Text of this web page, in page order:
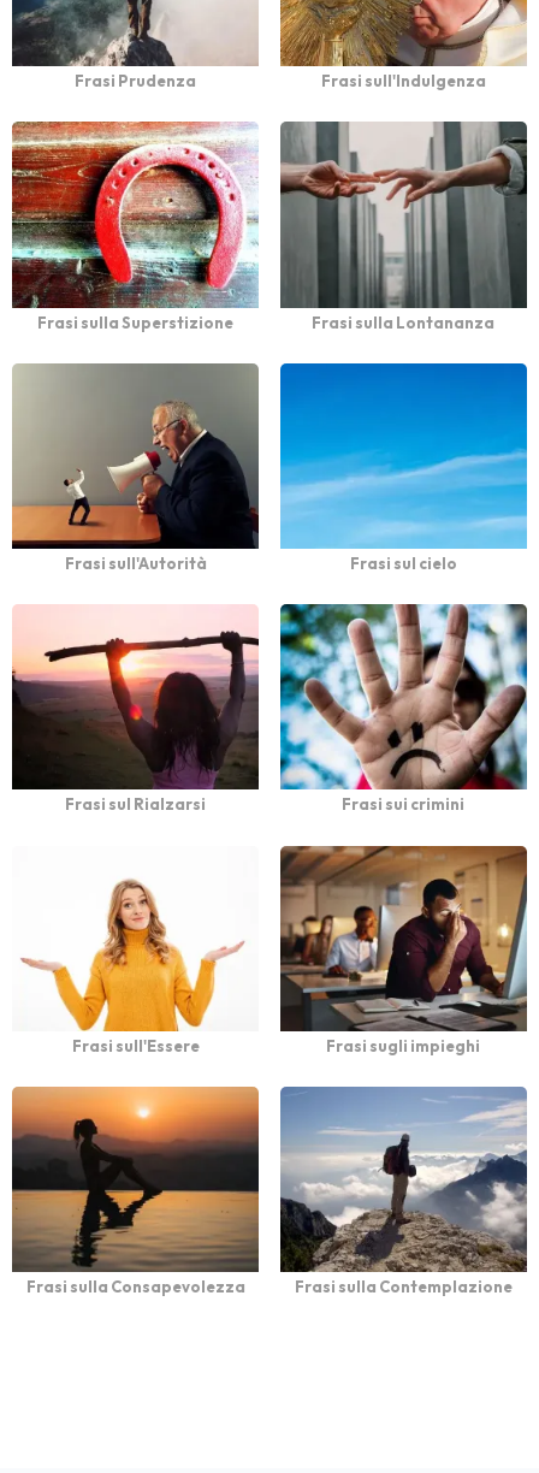
Frasi Prudenza Frasi sull'Indulgenza
Frasi sulla Superstizione Frasi sulla Lontananza
Frasi sull'Autorità Frasi sul cielo
Frasi sul Rialzarsi Frasi sui crimini
Frasi sull'Essere Frasi sugli impieghi
Frasi sulla Consapevolezza Frasi sulla Contemplazione